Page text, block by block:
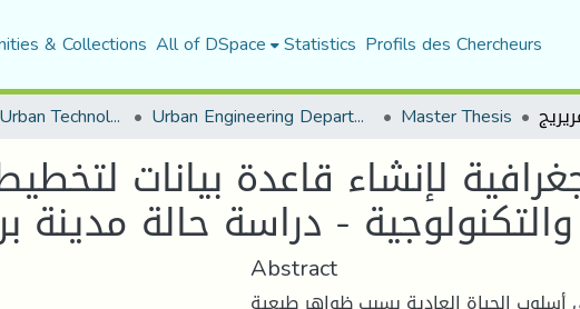
& Collections All of DSpace Statistics Profils des Chercheurs
Institute for Urban Technology Management Urban Engineering Department Master Thesis
لإنشاء قاعدة بيانات
- دراسة حالة مدينة
Abstract